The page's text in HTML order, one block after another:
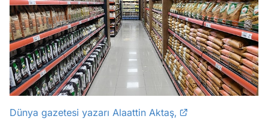
Dünya gazetesi yazarı Alaattin Aktaş,